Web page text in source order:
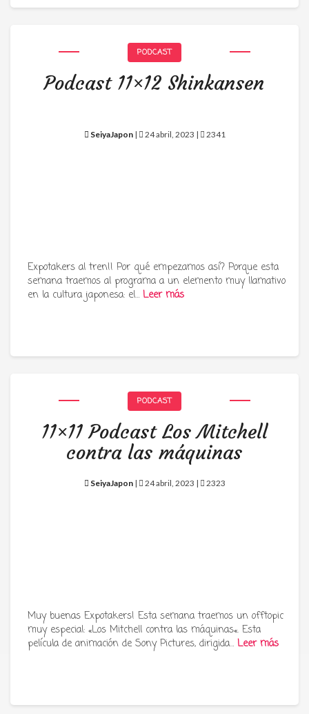
PODCAST
Podcast 11×12 Shinkansen
SeiyaJapon| 24 abril, 2023 | 2341
Expotakers al tren!! Por qué empezamos así? Porque esta
semana traemos al programa a un elemento muy llamativo
en la cultura japonesa: el… Leer más
PODCAST
11×11 Podcast Los Mitchell
contra las máquinas
SeiyaJapon| 24 abril, 2023 | 2323
Muy buenas Expotakers! Esta semana traemos un offtopic
muy especial: «Los Mitchell contra las máquinas«. Esta
película de animación de Sony Pictures, dirigida… Leer más